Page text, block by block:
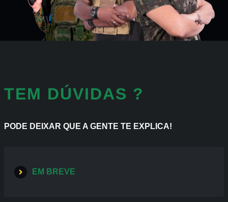
TEM DÚVIDAS ?
PODE DEIXAR QUE A GENTE TE EXPLICA!
EM BREVE